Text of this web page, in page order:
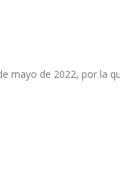
mayo de 2022, por la